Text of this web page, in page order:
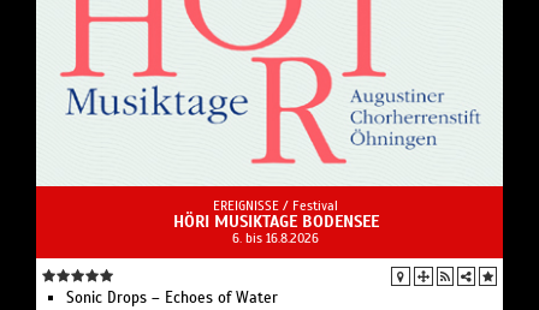
EREIGNISSE / Festival
HÖRI MUSIKTAGE BODENSEE
6. bis 16.8.2026
Sonic Drops – Echoes of Water